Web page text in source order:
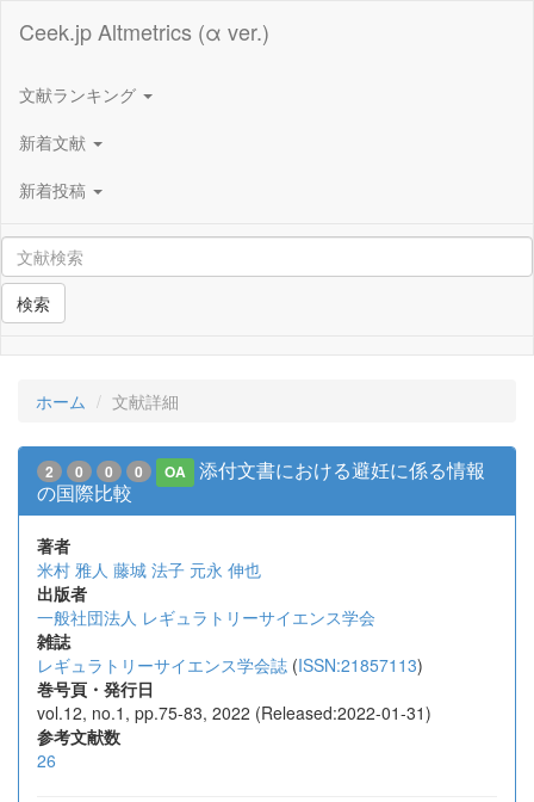
Ceek.jp Altmetrics (α ver.)
文献ランキング
新着文献
新着投稿
検索
ホーム 文献詳細
2 0 0 0 OA
添付文書における避妊に係る情報
の国際比較
著者
米村 雅人 藤城 法子 元永 伸也
出版者
一般社団法人 レギュラトリーサイエンス学会
雑誌
レギュラトリーサイエンス学会誌 (ISSN:21857113)
巻号頁・発行日
vol.12, no.1, pp.75-83, 2022 (Released:2022-01-31)
参考文献数
26